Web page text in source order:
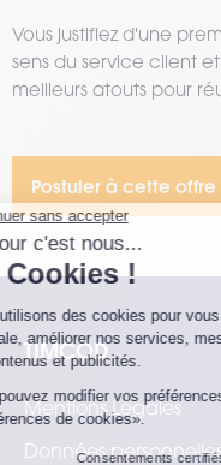
Vous justifiez d'une
sens du service client
meilleurs atouts pour
Postuler à cette offre
TIMCOD
Mentions Légales
Données